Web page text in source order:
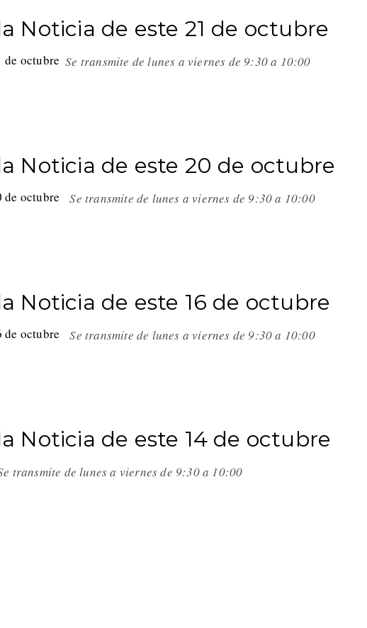
Noticia de este 21 de octubre
Se transmite de lunes a viernes de 9:30 a 10:00
Noticia de este 20 de octubre
Se transmite de lunes a viernes de 9:30 a 10:00
Noticia de este 16 de octubre
Se transmite de lunes a viernes de 9:30 a 10:00
Noticia de este 14 de octubre
transmite de lunes a viernes de 9:30 a 10:00